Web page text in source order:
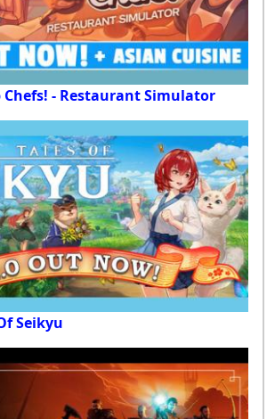
Chefs! - Restaurant Simulator
Seikyu